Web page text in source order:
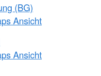
(BG)
Ansicht
Ansicht